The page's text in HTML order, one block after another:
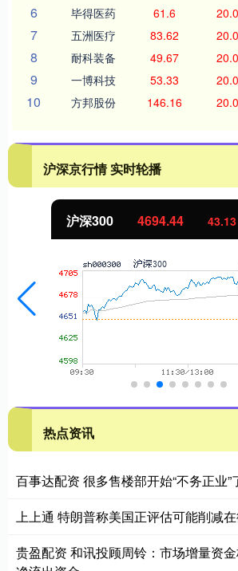
6 毕得医药 61.6
7 五洲医疗 83.62
8 耐科装备 49.67
9 一博科技 53.33
10 方邦股份 146.16
沪深京行情 实时轮播
沪深300 4694.44 43.13
热点资讯
百事达配资 很多售楼部开始“不务正业”
上上通 特朗普称美国正评估可能削减
贵盈配资 和讯投顾周铃：市场增量资